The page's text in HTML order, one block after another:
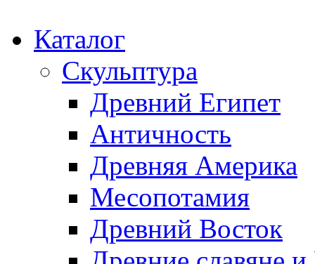
Каталог
Скульптура
Древний Египет
Античность
Древняя Америка
Месопотамия
Древний Восток